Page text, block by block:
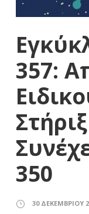
357:
350
30 ΔΕΚΕΜΒΡΊΟΥ